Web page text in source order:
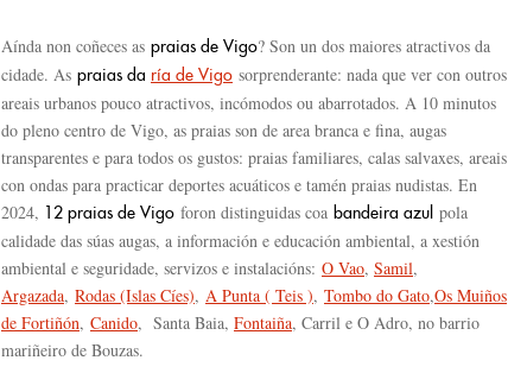
Aínda non coñeces as praias de Vigo? Son un dos maiores atractivos da
cidade. As praias da ría de Vigo sorprenderante: nada que ver con outros
areais urbanos pouco atractivos, incómodos ou abarrotados. A 10 minutos
do pleno centro de Vigo, as praias son de area branca e fina, augas
transparentes e para todos os gustos: praias familiares, calas salvaxes, areais
con ondas para practicar deportes acuáticos e tamén praias nudistas. En
2024, 12 praias de Vigo foron distinguidas coa bandeira azul pola
calidade das súas augas, a información e educación ambiental, a xestión
ambiental e seguridade, servizos e instalacións: O Vao, Samil,
Argazada, Rodas (Islas Cíes), A Punta ( Teis ), Tombo do Gato,Os Muiños
de Fortiñón, Canido, Santa Baia, Fontaiña, Carril e O Adro, no barrio
mariñeiro de Bouzas.